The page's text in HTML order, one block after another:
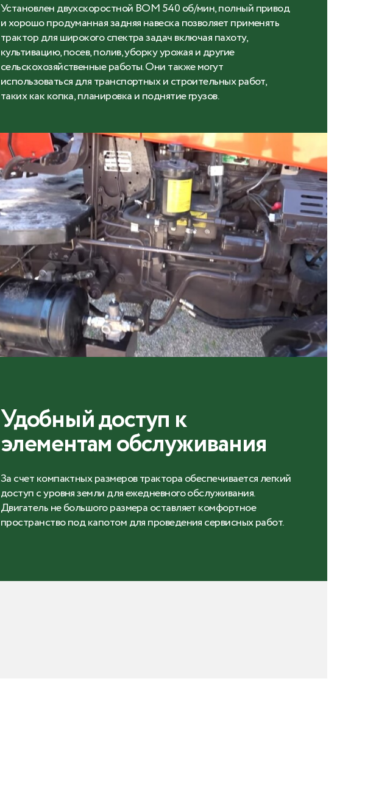
Установлен двухскоростной ВОМ 540 об/мин, полный привод
и хорошо продуманная задняя навеска позволяет применять
трактор для широкого спектра задач включая пахоту,
культивацию, посев, полив, уборку урожая и другие
сельскохозяйственные работы. Они также могут
использоваться для транспортных и строительных работ,
таких как копка, планировка и поднятие грузов.
Удобный доступ к
элементам обслуживания
За счет компактных размеров трактора обеспечивается легкий
доступ с уровня земли для ежедневного обслуживания.
Двигатель не большого размера оставляет комфортное
пространство под капотом для проведения сервисных работ.